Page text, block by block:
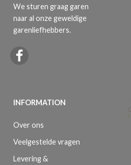
We sturen graag garen
naar al onze geweldige
garenliefhebbers.
INFORMATION
Over ons
Veelgestelde vragen
Levering &